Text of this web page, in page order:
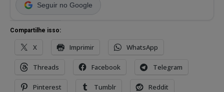
Seguir no Google
Compartilhe isso:
X Imprimir WhatsApp
Threads Facebook Telegram
Pinterest Tumblr Reddit